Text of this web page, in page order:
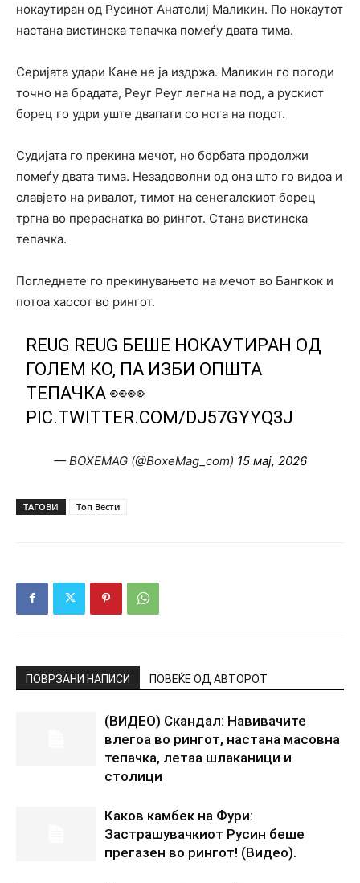
нокаутиран од Русинот Анатолиј Маликин. По нокаутот
настана вистинска тепачка помеѓу двата тима.
Серијата удари Кане не ја издржа. Маликин го погоди
точно на брадата, Реуг Реуг легна на под, а рускиот
борец го удри уште двапати со нога на подот.
Судијата го прекина мечот, но борбата продолжи
помеѓу двата тима. Незадоволни од она што го видоа и
славјето на ривалот, тимот на сенегалскиот борец
тргна во прераснатка во рингот. Стана вистинска
тепачка.
Погледнете го прекинувањето на мечот во Бангкок и
потоа хаосот во рингот.
REUG REUG БЕШЕ НОКАУТИРАН ОД
ГОЛЕМ КО, ПА ИЗБИ ОПШТА
ТЕПАЧКА 👀👀
PIC.TWITTER.COM/DJ57GYYQ3J
— BOXEMAG (@BoxeMag_com) 15 мај, 2026
ТАГОВИ Топ Вести
ПОВРЗАНИ НАПИСИ ПОВЕЌЕ ОД АВТОРОТ
(ВИДЕО) Скандал: Навивачите
влегоа во рингот, настана масовна
тепачка, летаа шлаканици и
столици
Каков камбек на Фури:
Застрашувачкиот Русин беше
прегазен во рингот! (Видео).